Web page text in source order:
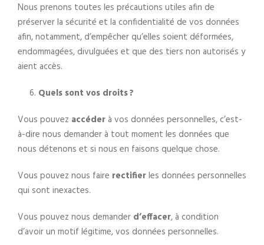
Nous prenons toutes les précautions utiles afin de
préserver la sécurité et la confidentialité de vos données
afin, notamment, d’empêcher qu’elles soient déformées,
endommagées, divulguées et que des tiers non autorisés y
aient accès.
Quels sont vos droits ?
Vous pouvez accéder à vos données personnelles, c’est-
à-dire nous demander à tout moment les données que
nous détenons et si nous en faisons quelque chose.
Vous pouvez nous faire rectifierles données personnelles
qui sont inexactes.
Vous pouvez nous demander d’effacer, à condition
d’avoir un motif légitime, vos données personnelles.